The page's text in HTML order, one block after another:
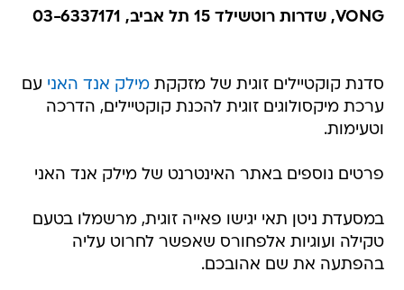
VONG, שדרות רוטשילד 15 תל אביב, 03-6337171
סדנת קוקטיילים זוגית של מזקקתמילק אנד האני עם
ערכת מיקסולוגים זוגית להכנת קוקטיילים, הדרכה
וטעימות.
פרטים נוספים באתר האינטרנט של מילק אנד האני
במסעדת ניטן תאי יגישו פאייה זוגית, מרשמלו בטעם
טקילה ועוגיות אלפחורס שאפשר לחרוט עליה
בהפתעה את שם אהובכם.